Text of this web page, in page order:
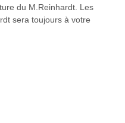
du M.Reinhardt. Les
sera toujours à votre